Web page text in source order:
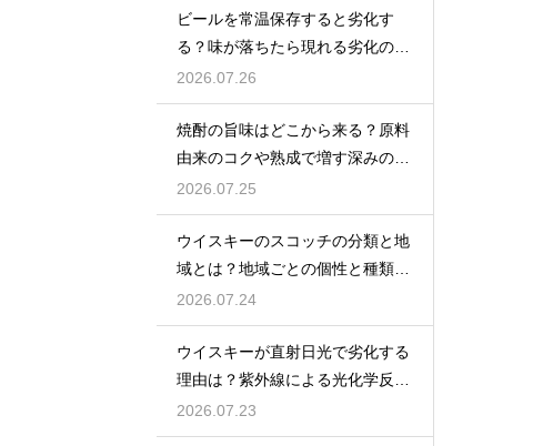
ビールを常温保存すると劣化す
る？味が落ちたら現れる劣化のサ
インを解説
2026.07.26
焼酎の旨味はどこから来る？原料
由来のコクや熟成で増す深みの秘
密を解説
2026.07.25
ウイスキーのスコッチの分類と地
域とは？地域ごとの個性と種類を
解説
2026.07.24
ウイスキーが直射日光で劣化する
理由は？紫外線による光化学反応
で風味が損なわれるため
2026.07.23